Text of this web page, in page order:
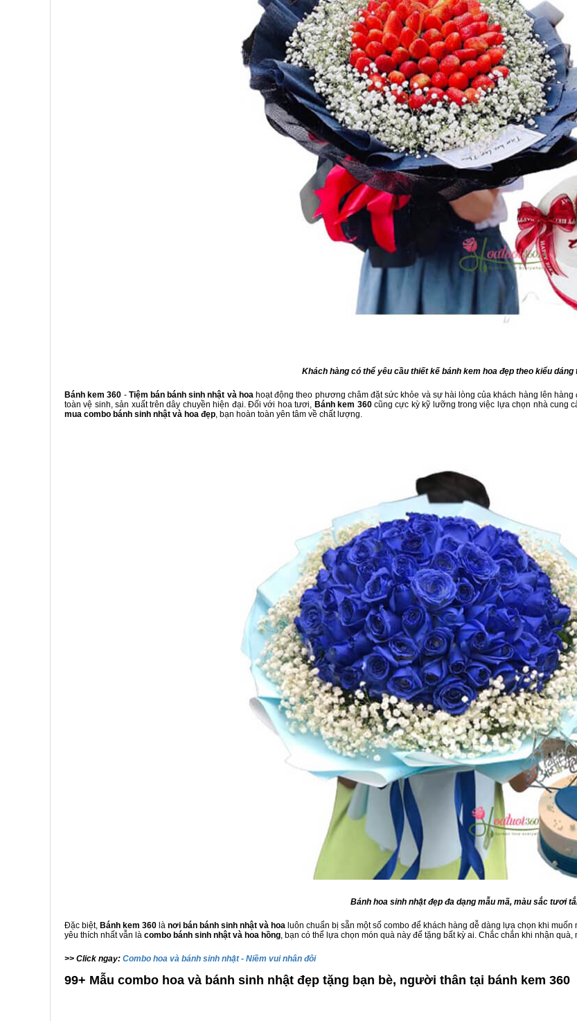
Khách hàng có thể yêu cầu thiết kế bánh kem hoa đẹp theo kiểu dáng
Bánh kem 360 - Tiệm bán bánh sinh nhật và hoahoạt động theo phương châm đặt sức khỏe và sự hài lòng của khách hàng lên
toàn vệ sinh, sản xuất trên dây chuyền hiện đại. Đối với hoa tươi, Bánh kem 360cũng cực kỳ kỹ lưỡng trong việc lựa chọn nhà cung
mua combo bánh sinh nhật và hoa đẹp, bạn hoàn toàn yên tâm về chất lượng.
Bánh hoa sinh nhật đẹp đa dạng mẫu mã, màu sắc tươi
Đặc biệt, Bánh kem 360 là nơi bán bánh sinh nhật và hoa luôn chuẩn bị sẵn một số combo để khách hàng dễ dàng lựa chọn khi
yêu thích nhất vẫn là combo bánh sinh nhật và hoa hồng, bạn có thể lựa chọn món quà này để tặng bất kỳ ai. Chắc chắn khi nhận
>> Click ngay: Combo hoa và bánh sinh nhật - Niềm vui nhân đôi
99+ Mẫu combo hoa và bánh sinh nhật đẹp tặng bạn bè, người thân tại bánh kem 360